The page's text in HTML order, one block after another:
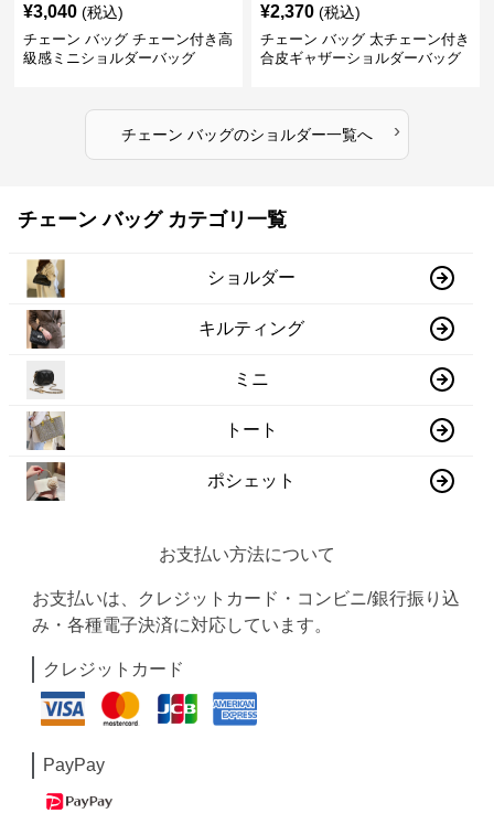
¥3,040 (税込)
チェーン バッグ チェーン付き高
級感ミニショルダーバッグ
¥2,370 (税込)
チェーン バッグ 太チェーン付き
合皮ギャザーショルダーバッグ
チェーン バッグのショルダー一覧へ ›
チェーン バッグ カテゴリ一覧
ショルダー
キルティング
ミニ
トート
ポシェット
お支払い方法について
お支払いは、クレジットカード・コンビニ/銀行振り込
み・各種電子決済に対応しています。
クレジットカード
PayPay